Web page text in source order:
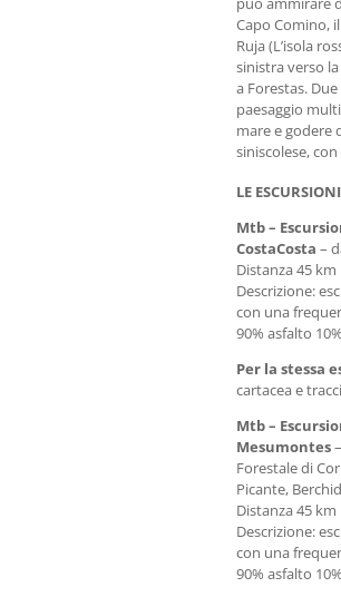
Capo Comino,
Ruja (L’isola
sinistra verso
a Forestas.
paesaggio
mare e godere
siniscolese,
LE
Mtb –
CostaCosta –
Distanza 45
Descrizione:
con una
90% asfalto 10%
Per la stessa
cartacea e
Mtb –
Mesumontes
Forestale di
Picante,
Distanza 45
Descrizione:
con una
90% asfalto 10%